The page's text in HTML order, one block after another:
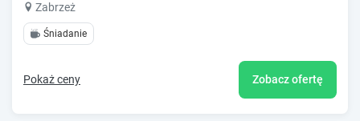
Zabrzeż
Śniadanie
Pokaż ceny Zobacz ofertę